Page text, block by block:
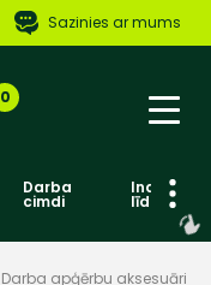
Sazinies ar mums
0
Darba
cimdi līdzekļi
Darba apģērbu aksesuāri